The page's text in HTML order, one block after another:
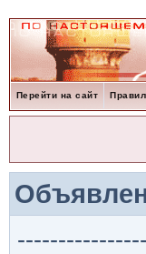
Перейти на сайт